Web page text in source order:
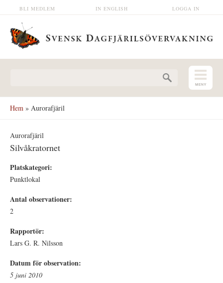
Hoppa till huvudinnehåll LOGGA IN
IN ENGLISH
BLI MEDLEM
Hem » Aurorafjäril
Aurorafjäril
Silvåkratornet
Platskategori:
Punktlokal
Antal observationer:
2
Rapportör:
Lars G. R. Nilsson
Datum för observation:
5 juni 2010